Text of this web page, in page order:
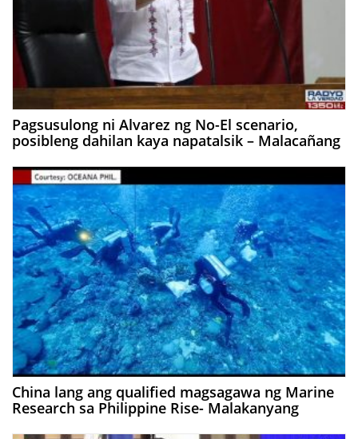
Pagsusulong ni Alvarez ng No-El scenario,
posibleng dahilan kaya napatalsik – Malacañang
China lang ang qualified magsagawa ng Marine
Research sa Philippine Rise- Malakanyang